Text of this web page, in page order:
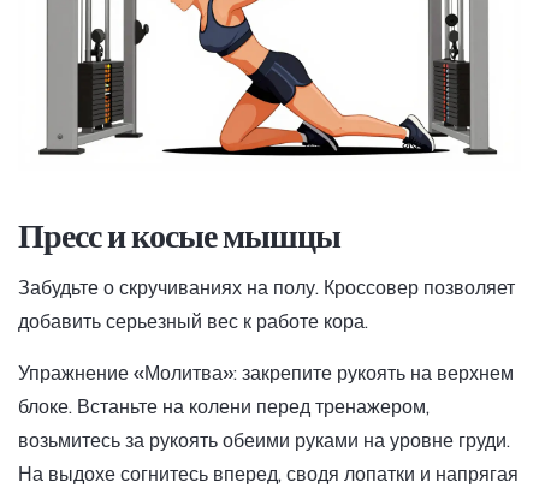
Пресс и косые мышцы
Забудьте о скручиваниях на полу. Кроссовер позволяет
добавить серьезный вес к работе кора.
Упражнение «Молитва»: закрепите рукоять на верхнем
блоке. Встаньте на колени перед тренажером,
возьмитесь за рукоять обеими руками на уровне груди.
На выдохе согнитесь вперед, сводя лопатки и напрягая